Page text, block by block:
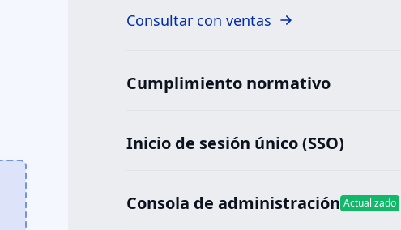
Consultar con ventas
Cumplimiento normativo
Inicio de sesión único (SSO)
Consola de administración Actualizado